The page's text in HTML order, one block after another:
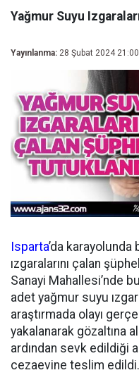
Yağmur Suyu
Yayınlanma: 28 Şubat 2024 21:00
Isparta’da
ızgaralarını çalan
Sanayi Mahallesi’nde
adet yağmur suyu
araştırmada olayı
yakalanarak gözaltına
ardından sevk edildiği
cezaevine teslim edildi.